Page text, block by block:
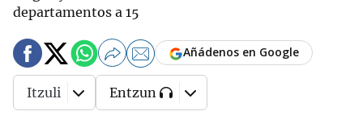
departamentos a 15
Añádenos en Google
Itzuli Entzun